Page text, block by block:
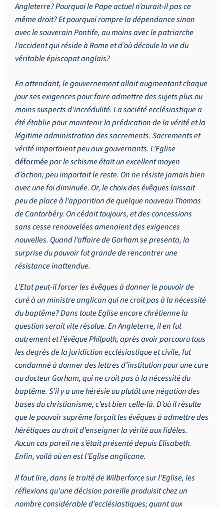
Angleterre? Pourquoi le Pape actuel n’aurait-il pas ce
même droit? Et pourquoi rompre la dépendance sinon
avec le souverain Pontife, au moins avec le patriarche
l’accident qui réside à Rome et d’où découle la vie du
véritable épiscopat anglais?
En attendant, le gouvernement allait augmentant chaque
jour ses exigences pour faire admettre des sujets plus ou
moins suspects d’incrédulité. La société ecclésiastique a
été établie pour maintenir la prédication de la vérité et la
légitime administration des sacrements. Sacrements et
vérité importaient peu aux gouvernants. L’Eglise
déforméepar le schisme était un excellent moyen
d’action; peu importait le reste. On ne résiste jamais bien
avec une foi diminuée. Or, le choix des évêques laissait
peu de place à l’apparition de quelque nouveau Thomas
de Cantorbéry. On cédait toujours, et des concessions
sans cesse renouvelées amenaient des exigences
nouvelles. Quand l’affaire de Gorham se presenta, la
surprise du pouvoir fut grande de rencontrer une
résistance inattendue.
L’Etat peut-il forcer les évêques à donner le pouvoir de
curé à un ministre anglican qui ne croit pas à la nécessité
du baptême? Dans toute Eglise encore chrétienne la
question serait vite résolue. En Angleterre, il en fut
autrement et l’évêque Philpoth, après avoir parcouru tous
les degrés de la juridiction ecclésiastique et civile, fut
condamné à donner des lettres d’institution pour une cure
au docteur Gorham, qui ne croit pas à la nécessité du
baptême. S’il y a une hérésie ou plutôt une négation des
bases du christianisme, c’est bien celle-là. D’où il résulte
que le pouvoir suprême forçait les évêques à admettre des
hérétiques au droit d’enseigner la vérité aux fidèles.
Aucun cas pareil ne s’était présenté depuis Elisabeth.
Enfin, voilà où en est l’Eglise anglicane.
Il faut lire, dans le traité de Wilberforce sur l’Eglise, les
réflexions qu’une décision pareille produisit chez un
nombre considérable d’ecclésiastiques; quant aux